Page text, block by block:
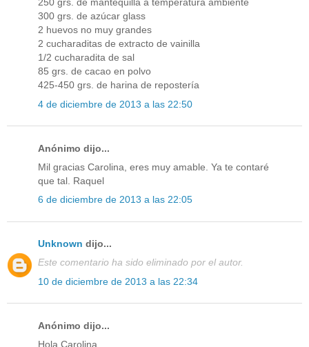
250 grs. de mantequilla a temperatura ambiente
300 grs. de azúcar glass
2 huevos no muy grandes
2 cucharaditas de extracto de vainilla
1/2 cucharadita de sal
85 grs. de cacao en polvo
425-450 grs. de harina de repostería
4 de diciembre de 2013 a las 22:50
Anónimo dijo...
Mil gracias Carolina, eres muy amable. Ya te contaré
que tal. Raquel
6 de diciembre de 2013 a las 22:05
Unknown dijo...
Este comentario ha sido eliminado por el autor.
10 de diciembre de 2013 a las 22:34
Anónimo dijo...
Hola Carolina,